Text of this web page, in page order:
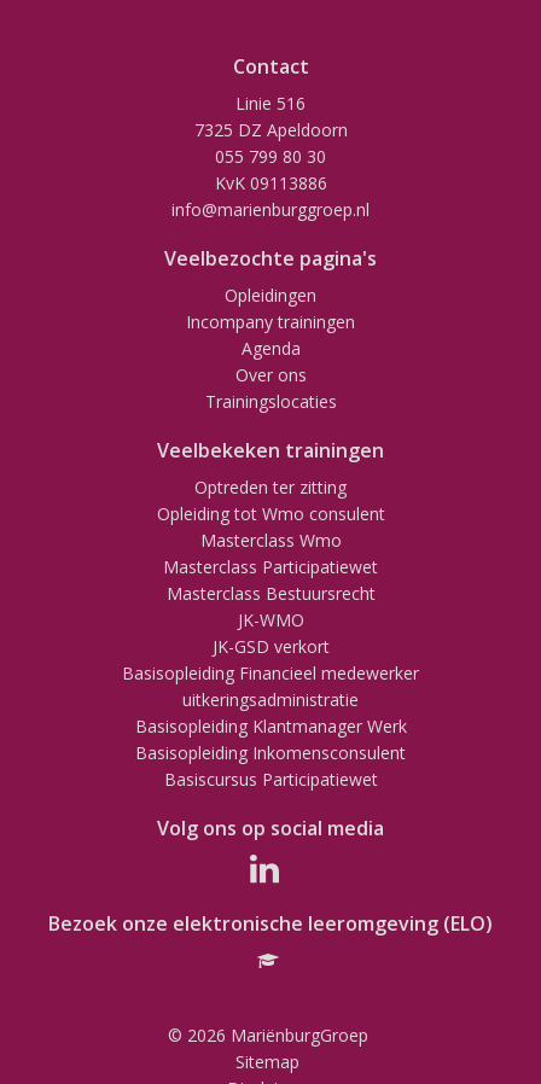
Contact
Linie 516
7325 DZ Apeldoorn
055 799 80 30
KvK 09113886
info@marienburggroep.nl
Veelbezochte pagina's
Opleidingen
Incompany trainingen
Agenda
Over ons
Trainingslocaties
Veelbekeken trainingen
Optreden ter zitting
Opleiding tot Wmo consulent
Masterclass Wmo
Masterclass Participatiewet
Masterclass Bestuursrecht
JK-WMO
JK-GSD verkort
Basisopleiding Financieel medewerker
uitkeringsadministratie
Basisopleiding Klantmanager Werk
Basisopleiding Inkomensconsulent
Basiscursus Participatiewet
Volg ons op social media
Bezoek onze elektronische leeromgeving (ELO)
© 2026 MariënburgGroep
Sitemap